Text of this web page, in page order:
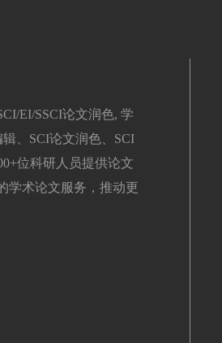
EI/SSCI论文润色, 学
、SCI论文润色、SCI
位科研人员提供论文
学术论文服务，推动更